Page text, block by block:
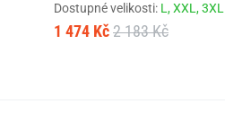
Dostupné velikosti: L,XXL,3XL
1 474 Kč 2 183 Kč